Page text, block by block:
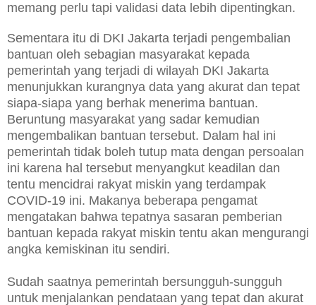
memang perlu tapi validasi data lebih dipentingkan.
Sementara itu di DKI Jakarta terjadi pengembalian
bantuan oleh sebagian masyarakat kepada
pemerintah yang terjadi di wilayah DKI Jakarta
menunjukkan kurangnya data yang akurat dan tepat
siapa-siapa yang berhak menerima bantuan.
Beruntung masyarakat yang sadar kemudian
mengembalikan bantuan tersebut. Dalam hal ini
pemerintah tidak boleh tutup mata dengan persoalan
ini karena hal tersebut menyangkut keadilan dan
tentu mencidrai rakyat miskin yang terdampak
COVID-19 ini. Makanya beberapa pengamat
mengatakan bahwa tepatnya sasaran pemberian
bantuan kepada rakyat miskin tentu akan mengurangi
angka kemiskinan itu sendiri.
Sudah saatnya pemerintah bersungguh-sungguh
untuk menjalankan pendataan yang tepat dan akurat